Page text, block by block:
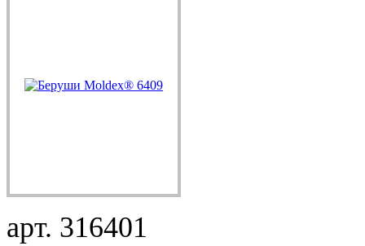
арт. 316401